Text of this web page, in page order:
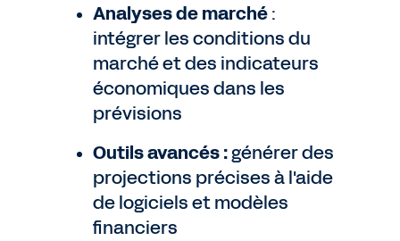
Analyses de marché:
intégrer les conditions du
marché et des indicateurs
économiques dans les
prévisions
Outils avancés :générer des
projections précises à l'aide
de logiciels et modèles
financiers